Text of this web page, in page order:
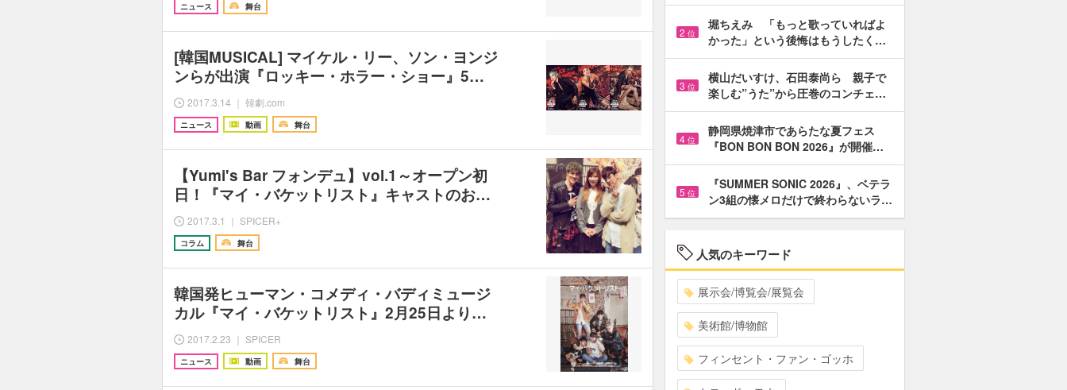
ニュース 舞台
[韓国MUSICAL] マイケル・リー、ソン・ヨンジ
ンらが出演『ロッキー・ホラー・ショー』5…
2017.3.14 ｜ 韓劇.com
ニュース 動画 舞台
【Yumi's Bar フォンデュ】vol.1～オープン初
日！『マイ・バケットリスト』キャストのお…
2017.3.1 ｜ SPICER+
コラム 舞台
韓国発ヒューマン・コメディ・バディミュージ
カル『マイ・バケットリスト』2月25日より…
2017.2.23 ｜ SPICER
ニュース 動画 舞台
2 位
堀ちえみ 「もっと歌っていればよ
かった」という後悔はもうしたく…
3 位
横山だいすけ、石田泰尚ら 親子で
楽しむ”うた”から圧巻のコンチェ…
4 位
静岡県焼津市であらたな夏フェス
『BON BON BON 2026』が開催…
5 位
『SUMMER SONIC 2026』、ベテラ
ン3組の懐メロだけで終わらないラ…
人気のキーワード
展示会/博覧会/展覧会
美術館/博物館
フィンセント・ファン・ゴッホ